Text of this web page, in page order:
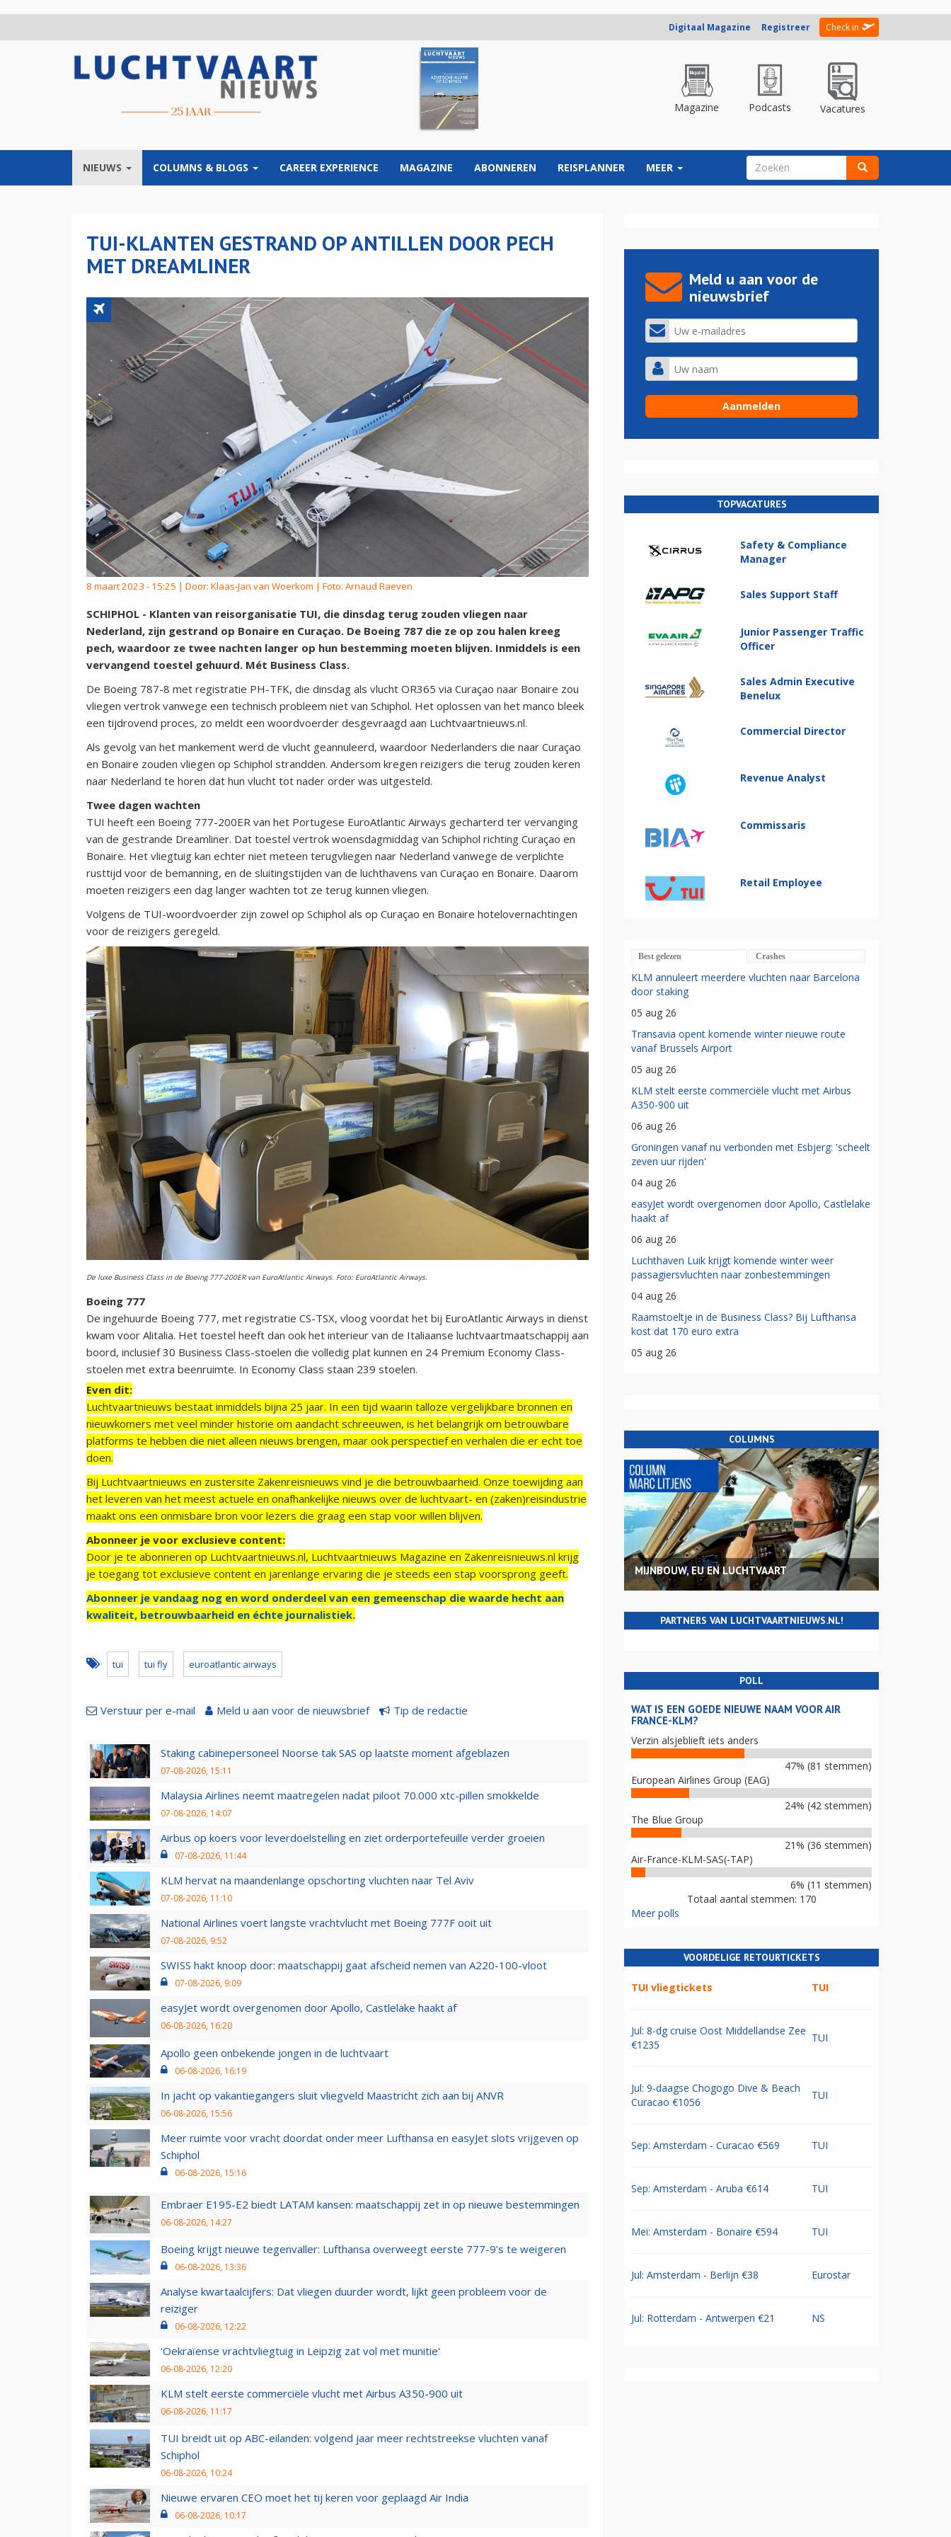
Digitaal Magazine Registreer Check in
Magazine Podcasts Vacatures
NIEUWS COLUMNS & BLOGS CAREER EXPERIENCE MAGAZINE ABONNEREN REISPLANNER MEER ZOEKVELD
TUI-KLANTEN GESTRAND OP ANTILLEN DOOR PECH
MET DREAMLINER
8 maart 2023 - 15:25 | Door: Klaas-Jan van Woerkom | Foto: Arnaud Raeven
SCHIPHOL - Klanten van reisorganisatie TUI, die dinsdag terug zouden vliegen naar
Nederland, zijn gestrand op Bonaire en Curaçao. De Boeing 787 die ze op zou halen kreeg
pech, waardoor ze twee nachten langer op hun bestemming moeten blijven. Inmiddels is een
vervangend toestel gehuurd. Mét Business Class.
De Boeing 787-8 met registratie PH-TFK, die dinsdag als vlucht OR365 via Curaçao naar Bonaire zou
vliegen vertrok vanwege een technisch probleem niet van Schiphol. Het oplossen van het manco bleek
een tijdrovend proces, zo meldt een woordvoerder desgevraagd aan Luchtvaartnieuws.nl.
Als gevolg van het mankement werd de vlucht geannuleerd, waardoor Nederlanders die naar Curaçao
en Bonaire zouden vliegen op Schiphol strandden. Andersom kregen reizigers die terug zouden keren
naar Nederland te horen dat hun vlucht tot nader order was uitgesteld.
Twee dagen wachten
TUI heeft een Boeing 777-200ER van het Portugese EuroAtlantic Airways gecharterd ter vervanging
van de gestrande Dreamliner. Dat toestel vertrok woensdagmiddag van Schiphol richting Curaçao en
Bonaire. Het vliegtuig kan echter niet meteen terugvliegen naar Nederland vanwege de verplichte
rusttijd voor de bemanning, en de sluitingstijden van de luchthavens van Curaçao en Bonaire. Daarom
moeten reizigers een dag langer wachten tot ze terug kunnen vliegen.
Volgens de TUI-woordvoerder zijn zowel op Schiphol als op Curaçao en Bonaire hotelovernachtingen
voor de reizigers geregeld.
De luxe Business Class in de Boeing 777-200ER van EuroAtlantic Airways. Foto: EuroAtlantic Airways.
Boeing 777
De ingehuurde Boeing 777, met registratie CS-TSX, vloog voordat het bij EuroAtlantic Airways in dienst
kwam voor Alitalia. Het toestel heeft dan ook het interieur van de Italiaanse luchtvaartmaatschappij aan
boord, inclusief 30 Business Class-stoelen die volledig plat kunnen en 24 Premium Economy Class-
stoelen met extra beenruimte. In Economy Class staan 239 stoelen.
Even dit:
Luchtvaartnieuws bestaat inmiddels bijna 25 jaar. In een tijd waarin talloze vergelijkbare bronnen en
nieuwkomers met veel minder historie om aandacht schreeuwen, is het belangrijk om betrouwbare
platforms te hebben die niet alleen nieuws brengen, maar ook perspectief en verhalen die er echt toe
doen.
Bij Luchtvaartnieuws en zustersite Zakenreisnieuws vind je die betrouwbaarheid. Onze toewijding aan
het leveren van het meest actuele en onafhankelijke nieuws over de luchtvaart- en (zaken)reisindustrie
maakt ons een onmisbare bron voor lezers die graag een stap voor willen blijven.
Abonneer je voor exclusieve content:
Door je te abonneren op Luchtvaartnieuws.nl, Luchtvaartnieuws Magazine en Zakenreisnieuws.nl krijg
je toegang tot exclusieve content en jarenlange ervaring die je steeds een stap voorsprong geeft.
Abonneer je vandaag nog en word onderdeel van een gemeenschap die waarde hecht aan
kwaliteit, betrouwbaarheid en échte journalistiek.
tui tui fly euroatlantic airways
Verstuur per e-mail Meld u aan voor de nieuwsbrief Tip de redactie
Staking cabinepersoneel Noorse tak SAS op laatste moment afgeblazen
07-08-2026, 15:11
Malaysia Airlines neemt maatregelen nadat piloot 70.000 xtc-pillen smokkelde
07-08-2026, 14:07
Airbus op koers voor leverdoelstelling en ziet orderportefeuille verder groeien
07-08-2026, 11:44
KLM hervat na maandenlange opschorting vluchten naar Tel Aviv
07-08-2026, 11:10
National Airlines voert langste vrachtvlucht met Boeing 777F ooit uit
07-08-2026, 9:52
SWISS hakt knoop door: maatschappij gaat afscheid nemen van A220-100-vloot
07-08-2026, 9:09
easyJet wordt overgenomen door Apollo, Castlelake haakt af
06-08-2026, 16:20
Apollo geen onbekende jongen in de luchtvaart
06-08-2026, 16:19
In jacht op vakantiegangers sluit vliegveld Maastricht zich aan bij ANVR
06-08-2026, 15:56
Meer ruimte voor vracht doordat onder meer Lufthansa en easyJet slots vrijgeven op
Schiphol
06-08-2026, 15:16
Embraer E195-E2 biedt LATAM kansen: maatschappij zet in op nieuwe bestemmingen
06-08-2026, 14:27
Boeing krijgt nieuwe tegenvaller: Lufthansa overweegt eerste 777-9’s te weigeren
06-08-2026, 13:36
Analyse kwartaalcijfers: Dat vliegen duurder wordt, lijkt geen probleem voor de
reiziger
06-08-2026, 12:22
'Oekraïense vrachtvliegtuig in Leipzig zat vol met munitie'
06-08-2026, 12:20
KLM stelt eerste commerciële vlucht met Airbus A350-900 uit
06-08-2026, 11:17
TUI breidt uit op ABC-eilanden: volgend jaar meer rechtstreekse vluchten vanaf
Schiphol
06-08-2026, 10:24
Nieuwe ervaren CEO moet het tij keren voor geplaagd Air India
06-08-2026, 10:17
Meld u aan voor de
nieuwsbrief
TOPVACATURES
Safety & Compliance
Manager
Sales Support Staff
Junior Passenger Traffic
Officer
Sales Admin Executive
Benelux
Commercial Director
Revenue Analyst
Commissaris
Retail Employee
Best gelezen Crashes
KLM annuleert meerdere vluchten naar Barcelona
door staking
05 aug 26
Transavia opent komende winter nieuwe route
vanaf Brussels Airport
05 aug 26
KLM stelt eerste commerciële vlucht met Airbus
A350-900 uit
06 aug 26
Groningen vanaf nu verbonden met Esbjerg: 'scheelt
zeven uur rijden'
04 aug 26
easyJet wordt overgenomen door Apollo, Castlelake
haakt af
06 aug 26
Luchthaven Luik krijgt komende winter weer
passagiersvluchten naar zonbestemmingen
04 aug 26
Raamstoeltje in de Business Class? Bij Lufthansa
kost dat 170 euro extra
05 aug 26
COLUMNS
MIJNBOUW, EU EN LUCHTVAART
PARTNERS VAN LUCHTVAARTNIEUWS.NL!
POLL
WAT IS EEN GOEDE NIEUWE NAAM VOOR AIR
FRANCE-KLM?
Verzin alsjeblieft iets anders
47% (81 stemmen)
European Airlines Group (EAG)
24% (42 stemmen)
The Blue Group
21% (36 stemmen)
Air-France-KLM-SAS(-TAP)
6% (11 stemmen)
Totaal aantal stemmen: 170
Meer polls
VOORDELIGE RETOURTICKETS
TUI vliegtickets TUI
Jul: 8-dg cruise Oost Middellandse Zee
€1235
TUI
Jul: 9-daagse Chogogo Dive & Beach
Curacao €1056
TUI
Sep: Amsterdam - Curacao €569 TUI
Sep: Amsterdam - Aruba €614 TUI
Mei: Amsterdam - Bonaire €594 TUI
Jul: Amsterdam - Berlijn €38 Eurostar
Jul: Rotterdam - Antwerpen €21 NS